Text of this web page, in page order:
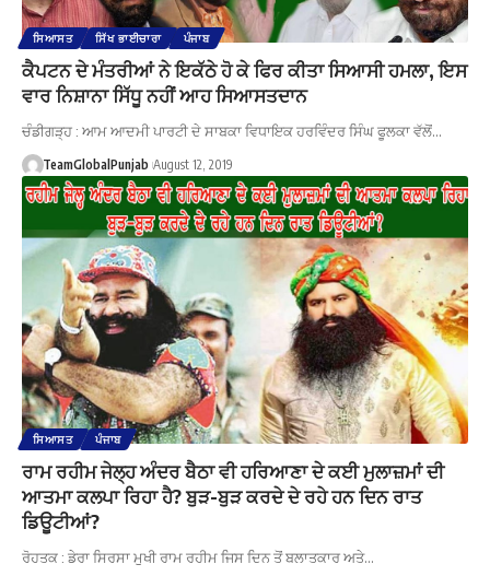
ਸਿਆਸਤ ਸਿੱਖ ਭਾਈਚਾਰਾ ਪੰਜਾਬ
ਕੈਪਟਨ ਦੇ ਮੰਤਰੀਆਂ ਨੇ ਇਕੱਠੇ ਹੋ ਕੇ ਫਿਰ ਕੀਤਾ ਸਿਆਸੀ ਹਮਲਾ, ਇਸ
ਵਾਰ ਨਿਸ਼ਾਨਾ ਸਿੱਧੂ ਨਹੀਂ ਆਹ ਸਿਆਸਤਦਾਨ
ਚੰਡੀਗੜ੍ਹ : ਆਮ ਆਦਮੀ ਪਾਰਟੀ ਦੇ ਸਾਬਕਾ ਵਿਧਾਇਕ ਹਰਵਿੰਦਰ ਸਿੰਘ ਫੂਲਕਾ ਵੱਲੋਂ…
TeamGlobalPunjab August 12, 2019
ਸਿਆਸਤ ਪੰਜਾਬ
ਰਾਮ ਰਹੀਮ ਜੇਲ੍ਹ ਅੰਦਰ ਬੈਠਾ ਵੀ ਹਰਿਆਣਾ ਦੇ ਕਈ ਮੁਲਾਜ਼ਮਾਂ ਦੀ
ਆਤਮਾ ਕਲਪਾ ਰਿਹਾ ਹੈ? ਬੁੜ-ਬੁੜ ਕਰਦੇ ਦੇ ਰਹੇ ਹਨ ਦਿਨ ਰਾਤ
ਡਿਊਟੀਆਂ?
ਰੋਹਤਕ : ਡੇਰਾ ਸਿਰਸਾ ਮੁਖੀ ਰਾਮ ਰਹੀਮ ਜਿਸ ਦਿਨ ਤੋਂ ਬਲਾਤਕਾਰ ਅਤੇ…